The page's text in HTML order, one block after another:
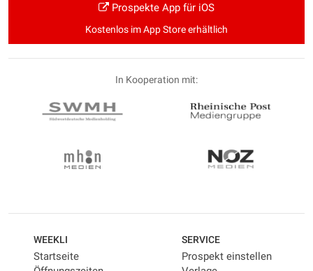
Prospekte App für iOS
Kostenlos im App Store erhältlich
In Kooperation mit:
WEEKLI
Startseite
SERVICE
Prospekt einstellen